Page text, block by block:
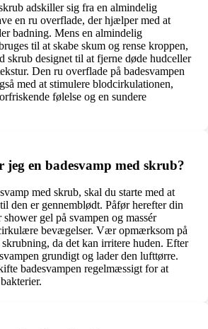
adskiller sig fra en almindelig
en ru overflade, der hjælper med at
badning. Mens en almindelig
til at skabe skum og rense kroppen,
skrub designet til at fjerne døde hudceller
Den ru overflade på badesvampen
med at stimulere blodcirkulationen,
følelse og en sundere
en badesvamp med skrub?
med skrub, skal du starte med at
den er gennemblødt. Påfør herefter din
gel på svampen og massér
bevægelser. Vær opmærksom på
da det kan irritere huden. Efter
grundigt og lader den lufttørre.
badesvampen regelmæssigt for at